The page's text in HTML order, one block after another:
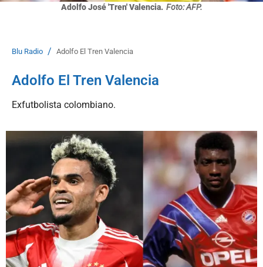
Adolfo José 'Tren' Valencia. Foto: AFP.
Blu Radio / Adolfo El Tren Valencia
Adolfo El Tren Valencia
Exfutbolista colombiano.